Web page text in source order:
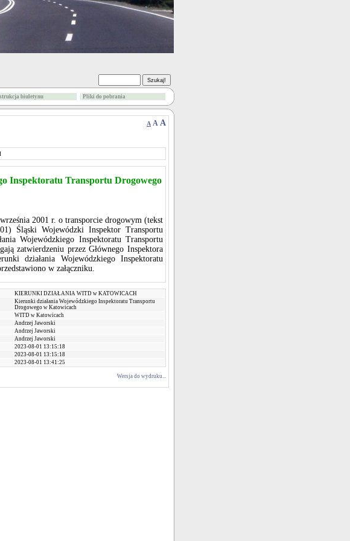
biuletynu Pliki do pobrania
A A A
Inspektoratu Transportu Drogowego
2001 r. o transporcie drogowym (tekst
Śląski Wojewódzki Inspektor Transportu
Wojewódzkiego Inspektoratu Transportu
zatwierdzeniu przez Głównego Inspektora
działania Wojewódzkiego Inspektoratu
w załączniku.
KIERUNKI DZIAŁANIA WITD w KATOWICACH
Kierunki działania Wojewódzkiego Inspektoratu Transportu
Drogowego w Katowicach
WITD w Katowicach
Andrzej Jaworski
Andrzej Jaworski
Andrzej Jaworski
2023-08-01 13:15:18
2023-08-01 13:15:18
2023-08-01 13:41:25
Wersja do wydruku...